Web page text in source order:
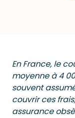
En France, le
moyenne à 4
souvent
couvrir ces
assurance